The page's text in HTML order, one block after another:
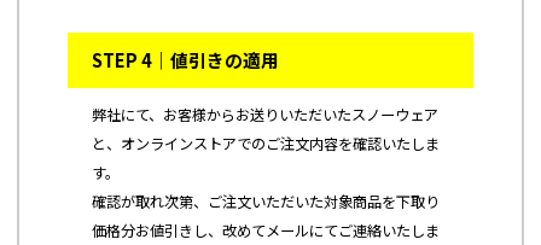
STEP 4｜値引きの適用
弊社にて、お客様からお送りいただいたスノーウェア
と、オンラインストアでのご注文内容を確認いたしま
す。
確認が取れ次第、ご注文いただいた対象商品を下取り
価格分お値引きし、改めてメールにてご連絡いたしま